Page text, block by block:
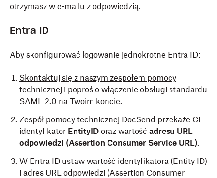
otrzymasz w e-mailu z odpowiedzią.
Entra ID
Aby skonfigurować logowanie jednokrotne Entra ID:
Skontaktuj się z naszym zespołem pomocy
technicznej i poproś o włączenie obsługi standardu
SAML 2.0 na Twoim koncie.
Zespół pomocy technicznej DocSend przekaże Ci
identyfikator EntityID oraz wartość adresu URL
odpowiedzi (Assertion Consumer Service URL).
W Entra ID ustaw wartość identyfikatora (Entity ID)
i adres URL odpowiedzi (Assertion Consumer